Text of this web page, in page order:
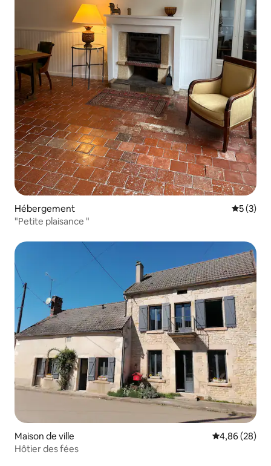
Hébergement
5 (3)
"Petite plaisance "
Maison de ville Évaluation
4,86 (28)
Hôtier des fées